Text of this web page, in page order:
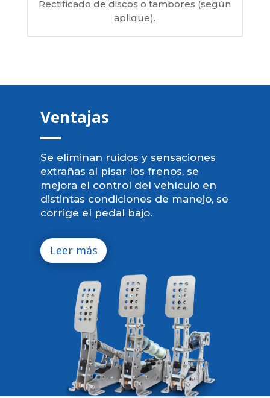
Rectificado de discos o tambores (según
aplique).
Ventajas
Se eliminan ruidos y sensaciones
extrañas al pisar los frenos, se
mejora el control del vehículo en
distintas condiciones de manejo, se
corrige el pedal bajo.
Leer más